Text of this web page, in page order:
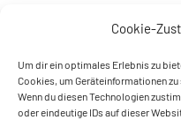
Cookie-
Um dir ein optimales Erlebnis zu
Cookies, um Geräteinformationen
Wenn du diesen Technologien
oder eindeutige IDs auf dieser
Annie Schoppe